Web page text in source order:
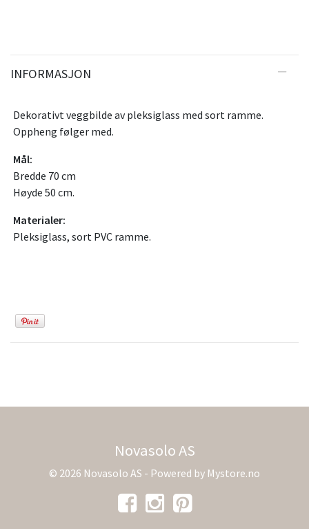
INFORMASJON
Dekorativt veggbilde av pleksiglass med sort ramme.
Oppheng følger med.
Mål:
Bredde 70 cm
Høyde 50 cm.
Materialer:
Pleksiglass, sort PVC ramme.
Novasolo AS
© 2026 Novasolo AS - Powered by Mystore.no